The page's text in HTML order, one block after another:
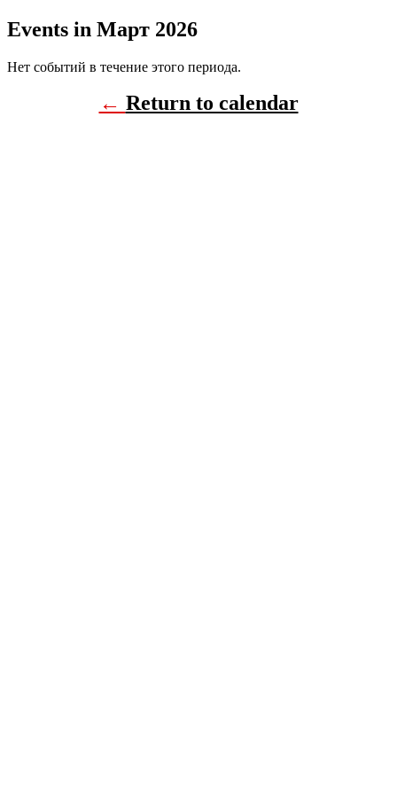
Events in Март 2026
Нет событий в течение этого периода.
← Return to calendar